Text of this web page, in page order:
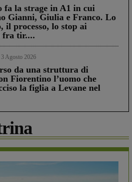
fa la strage in A1 in cui
Gianni, Giulia e Franco. Lo
il processo, lo stop ai
fra tir....
3 Agosto 2026
da una struttura di
Fiorentino l’uomo che
la figlia a Levane nel